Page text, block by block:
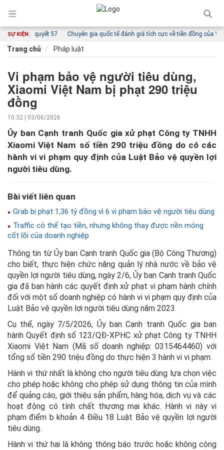
SỰ KIỆN:
Nghị quyết 57 Chuyên gia quốc tế đánh giá tích cực về tiền đồng của Việt
Trang chủ Pháp luật
Vi phạm bảo vệ người tiêu dùng,
Xiaomi Việt Nam bị phạt 290 triệu
đồng
10:32 | 03/06/2026
Ủy ban Cạnh tranh Quốc gia xử phạt Công ty TNHH
Xiaomi Việt Nam số tiền 290 triệu đồng do có các
hành vi vi phạm quy định của Luật Bảo vệ quyền lợi
người tiêu dùng.
Bài viết liên quan
Grab bị phạt 1,36 tỷ đồng vì 6 vi phạm bảo vệ người tiêu dùng
Traffic có thể tạo tiền, nhưng không thay được nền móng
cốt lõi của doanh nghiệp
Thông tin từ Ủy ban Cạnh tranh Quốc gia (Bộ Công Thương)
cho biết, thực hiện chức năng quản lý nhà nước về bảo vệ
quyền lợi người tiêu dùng, ngày 2/6, Ủy ban Cạnh tranh Quốc
gia đã ban hành các quyết định xử phạt vi phạm hành chính
đối với một số doanh nghiệp có hành vi vi phạm quy định của
Luật Bảo vệ quyền lợi người tiêu dùng năm 2023.
Cụ thể, ngày 7/5/2026, Ủy ban Cạnh tranh Quốc gia ban
hành Quyết định số 123/QĐ-XPHC xử phạt Công ty TNHH
Xiaomi Việt Nam (Mã số doanh nghiệp: 0315464460) với
tổng số tiền 290 triệu đồng do thực hiện 3 hành vi vi phạm.
Hành vi thứ nhất là không cho người tiêu dùng lựa chọn việc
cho phép hoặc không cho phép sử dụng thông tin của mình
để quảng cáo, giới thiệu sản phẩm, hàng hóa, dịch vụ và các
hoạt động có tính chất thương mại khác. Hành vi này vi
phạm điểm b khoản 4 Điều 18 Luật Bảo vệ quyền lợi người
tiêu dùng.
Hành vi thứ hai là không thông báo trước hoặc không công